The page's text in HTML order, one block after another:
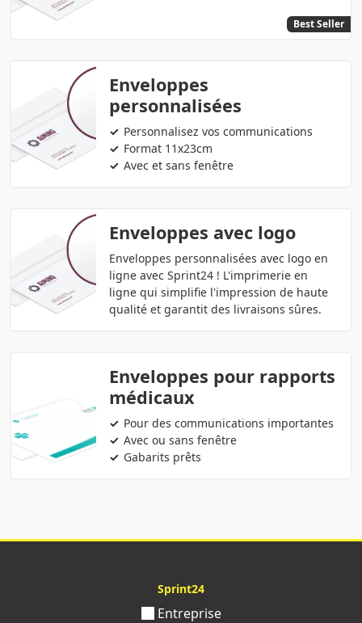
Best Seller
Enveloppes
personnalisées
Personnalisez vos communications
Format 11x23cm
Avec et sans fenêtre
Enveloppes avec logo
Enveloppes personnalisées avec logo en
ligne avec Sprint24 ! L'imprimerie en
ligne qui simplifie l'impression de haute
qualité et garantit des livraisons sûres.
Enveloppes pour rapports
médicaux
Pour des communications importantes
Avec ou sans fenêtre
Gabarits prêts
Sprint24
Entreprise